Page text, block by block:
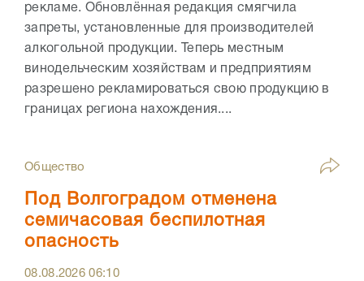
рекламе. Обновлённая редакция смягчила
запреты, установленные для производителей
алкогольной продукции. Теперь местным
винодельческим хозяйствам и предприятиям
разрешено рекламироваться свою продукцию в
границах региона нахождения....
Общество
Под Волгоградом отменена
семичасовая беспилотная
опасность
08.08.202606:10